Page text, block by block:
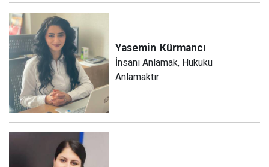
Yasemin Kürmancı
İnsanı Anlamak, Hukuku
Anlamaktır